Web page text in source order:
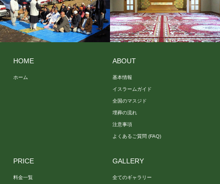
埋葬の
様子
礼拝堂
HOME
ホーム
ABOUT
基本情報
イスラームガイド
全国のマスジド
埋葬の流れ
注意事項
よくあるご質問 (FAQ)
PRICE
料金一覧
GALLERY
全てのギャラリー